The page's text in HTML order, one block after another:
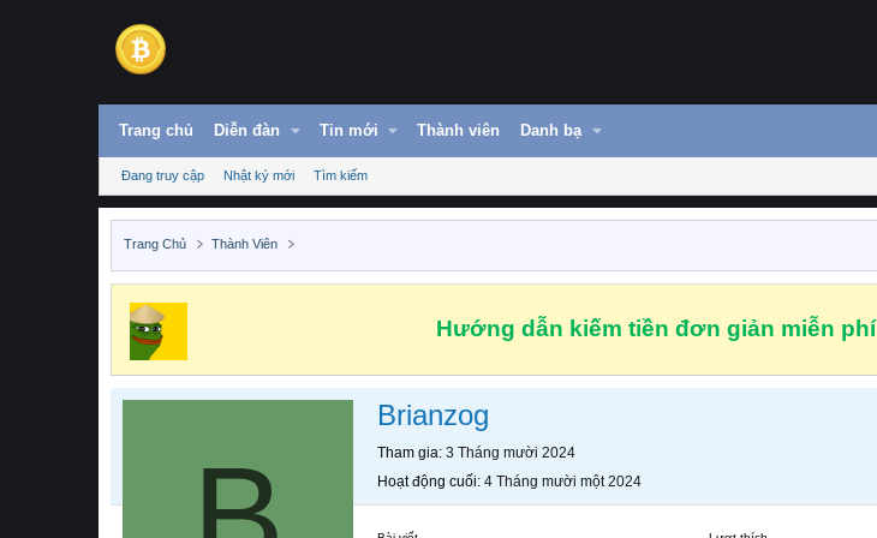
Trang chủ Diễn đàn Tin mới Thành viên Danh bạ
Đang truy cập Nhật ký mới Tìm kiếm
Trang Chủ Thành Viên
Hướng dẫn kiếm tiền đơn giản miễn phí
Brianzog
Tham gia 3 Tháng mười 2024
Hoạt động cuối 4 Tháng mười một 2024